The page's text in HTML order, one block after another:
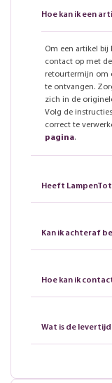
Hoe kan ik een
Om een artikel bij
contact op met
retourtermijn om
te ontvangen.
zich in de
Volg de
correct te
pagina.
Heeft
Kan ik achteraf
Hoe kan ik
Wat is de